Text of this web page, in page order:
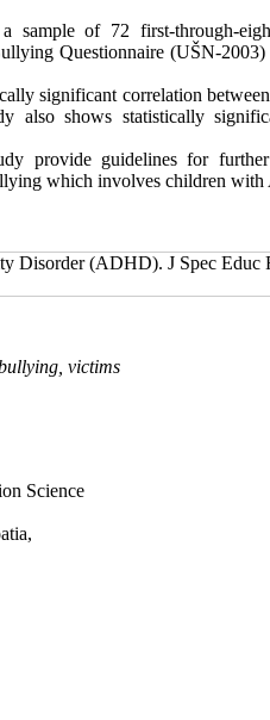
sample of 72 first-through-
Questionnaire (UŠN-
significant correlation
also shows statistically
provide guidelines for
which involves children
Disorder (ADHD). J Spec Educ
victims
Science